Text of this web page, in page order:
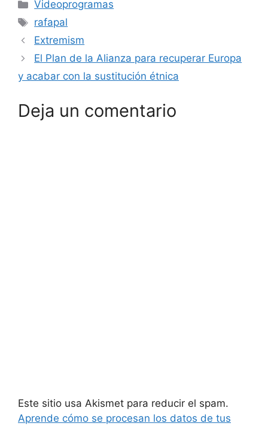
Videoprogramas
Etiquetas
rafapal
Extremism
El Plan de la Alianza para recuperar Europa
y acabar con la sustitución étnica
Deja un comentario
Este sitio usa Akismet para reducir el spam.
Aprende cómo se procesan los datos de tus